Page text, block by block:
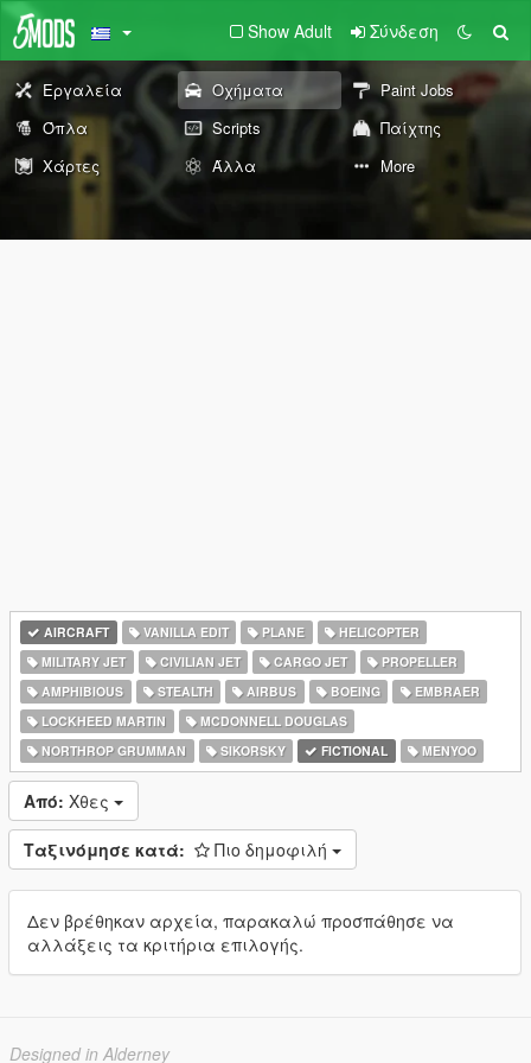
Show Adult Σύνδεση
Εργαλεία Οχήματα
Paint Jobs
Όπλα
Scripts
Παίχτης
Χάρτες
Άλλα More
AIRCRAFT VANILLA EDIT PLANE
HELICOPTER
MILITARY JET
CIVILIAN JET CARGO JET
PROPELLER
AMPHIBIOUS
STEALTH AIRBUS BOEING
EMBRAER
LOCKHEED MARTIN
MCDONNELL DOUGLAS
NORTHROP GRUMMAN
SIKORSKY FICTIONAL MENYOO
Από: Χθες
Ταξινόμησε κατά: Πιο δημοφιλή
Δεν βρέθηκαν αρχεία, παρακαλώ προσπάθησε να
αλλάξεις τα κριτήρια επιλογής.
Designed in Alderney